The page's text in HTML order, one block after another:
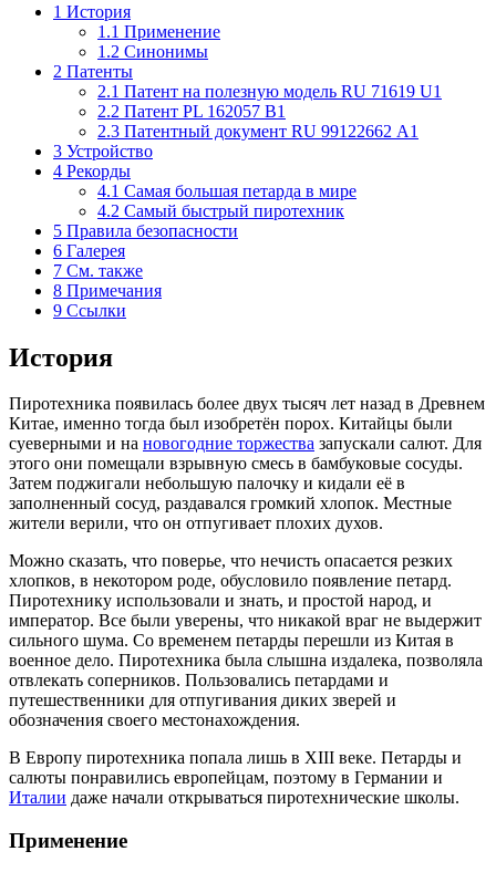
1 История
1.1 Применение
1.2 Синонимы
2 Патенты
2.1 Патент на полезную модель RU 71619 U1
2.2 Патент PL 162057 В1
2.3 Патентный документ RU 99122662 А1
3 Устройство
4 Рекорды
4.1 Самая большая петарда в мире
4.2 Самый быстрый пиротехник
5 Правила безопасности
6 Галерея
7 См. также
8 Примечания
9 Ссылки
История
Пиротехника появилась более двух тысяч лет назад в Древнем
Китае, именно тогда был изобретён порох. Китайцы были
суеверными и на новогодние торжества запускали салют. Для
этого они помещали взрывную смесь в бамбуковые сосуды.
Затем поджигали небольшую палочку и кидали её в
заполненный сосуд, раздавался громкий хлопок. Местные
жители верили, что он отпугивает плохих духов.
Можно сказать, что поверье, что нечисть опасается резких
хлопков, в некотором роде, обусловило появление петард.
Пиротехнику использовали и знать, и простой народ, и
император. Все были уверены, что никакой враг не выдержит
сильного шума. Со временем петарды перешли из Китая в
военное дело. Пиротехника была слышна издалека, позволяла
отвлекать соперников. Пользовались петардами и
путешественники для отпугивания диких зверей и
обозначения своего местонахождения.
В Европу пиротехника попала лишь в XIII веке. Петарды и
салюты понравились европейцам, поэтому в Германии и
Италии даже начали открываться пиротехнические школы.
Применение